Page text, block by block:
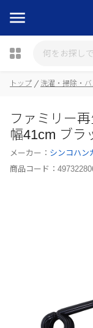
トップ 洗濯・掃除・
ファミリー
幅41cm ブラ
メーカー： シンコハン
商品コード：